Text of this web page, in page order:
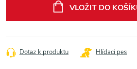
VLOŽIT DO
Dotaz k produktu Hlídací pes